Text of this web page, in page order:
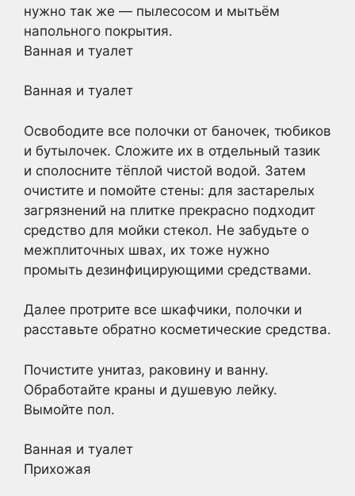
нужно так же — пылесосом и мытьём
напольного покрытия.
Ванная и туалет
Ванная и туалет
Освободите все полочки от баночек, тюбиков
и бутылочек. Сложите их в отдельный тазик
и сполосните тёплой чистой водой. Затем
очистите и помойте стены: для застарелых
загрязнений на плитке прекрасно подходит
средство для мойки стекол. Не забудьте о
межплиточных швах, их тоже нужно
промыть дезинфицирующими средствами.
Далее протрите все шкафчики, полочки и
расставьте обратно косметические средства.
Почистите унитаз, раковину и ванну.
Обработайте краны и душевую лейку.
Вымойте пол.
Ванная и туалет
Прихожая